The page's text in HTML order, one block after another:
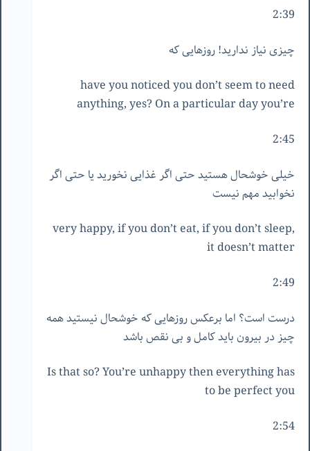
2:39
چیزی نیاز ندارید! روزهایی که
have you noticed you don’t seem to need
anything, yes? On a particular day you’re
2:45
خیلی خوشحال هستید حتی اگر غذایی نخورید یا حتی اگر
نخوابید مهم نیست
very happy, if you don’t eat, if you don’t sleep,
it doesn’t matter
2:49
درست است؟ اما برعکس روزهایی که خوشحال نیستید همه
چیز در بیرون باید کامل و بی نقص باشد
Is that so? You’re unhappy then everything has
to be perfect you
2:54